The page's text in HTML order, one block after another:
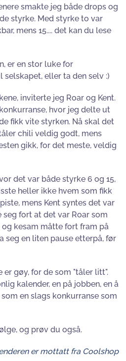
smakte jeg både drops og
styrke. Med styrke to var
mens 15.... det kan du lese
er en stor luke for
selskapet, eller ta den selv :)
inviterte jeg Roar og Kent.
hvor jeg delte ut
fikk vite styrken. Nå skal det
chili veldig godt, mens
gikk, for det meste, veldig
det var både styrke 6 og 15,
heller ikke hvem som fikk
mens Kent syntes det var
fort at det var Roar som
kesam måtte fort fram på
seg en liten pause etterpå, før
er gøy, for de som "tåler litt".
kalender, en på jobben, en å
en slags konkurranse som
og prøv du også.
er mottatt fra Coolshop